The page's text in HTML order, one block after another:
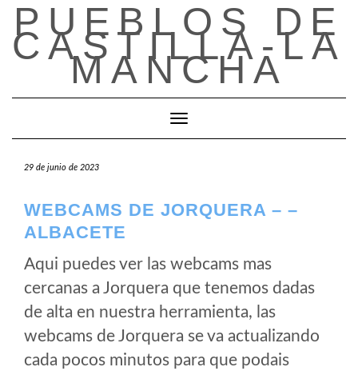
Saltar
contenido
PUEBLOS DE
CASTILLA-LA
MANCHA
Cambiar modo de navegación
29 de junio de 2023
WEBCAMS DE JORQUERA – –
ALBACETE
Aqui puedes ver las webcams mas
cercanas a Jorquera que tenemos dadas
de alta en nuestra herramienta, las
webcams de Jorquera se va actualizando
cada pocos minutos para que podais